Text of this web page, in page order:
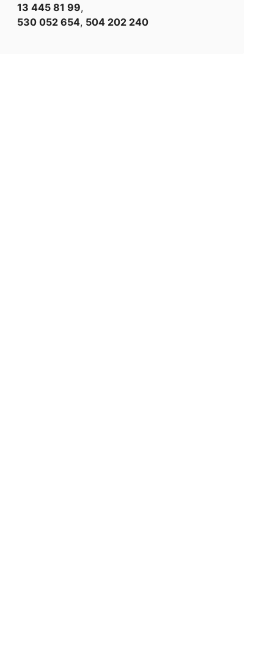
13 445 81 99,
530 052 654, 504 202 240